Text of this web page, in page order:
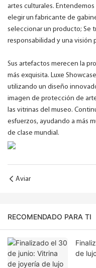
artes culturales.
elegir un fabricante de
seleccionar un producto; Se
responsabilidad y una visión
Sus artefactos merecen la
más exquisita. Luxe
utilizando un diseño
imagen de protección de
las vitrinas del museo.
esfuerzos, ayudando a más
de clase mundial.
Aviar
RECOMENDADO PARA TI
de